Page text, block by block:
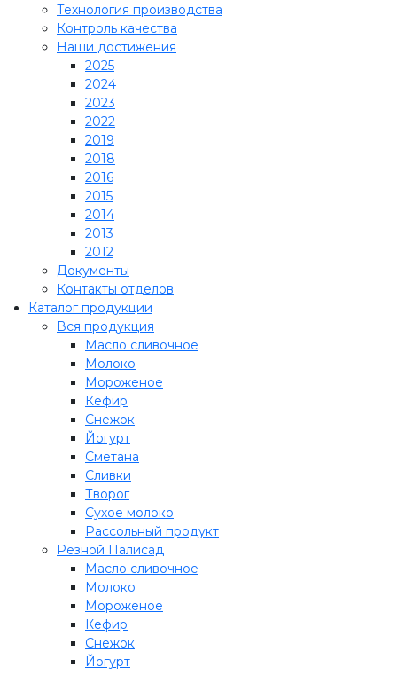
Технология производства
Контроль качества
Наши достижения
2025
2024
2023
2022
2019
2018
2016
2015
2014
2013
2012
Документы
Контакты отделов
Каталог продукции
Вся продукция
Масло сливочное
Молоко
Мороженое
Кефир
Снежок
Йогурт
Сметана
Сливки
Творог
Сухое молоко
Рассольный продукт
Резной Палисад
Масло сливочное
Молоко
Мороженое
Кефир
Снежок
Йогурт